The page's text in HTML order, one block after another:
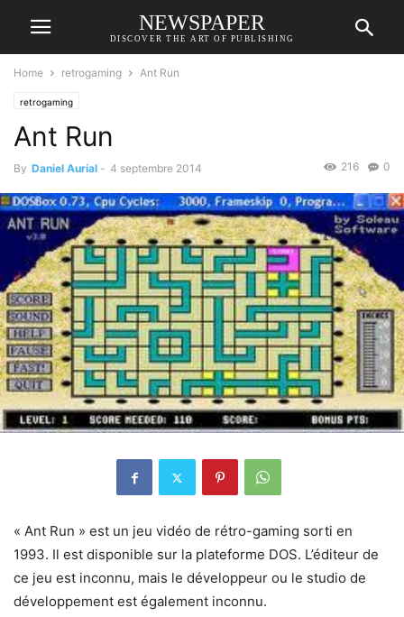
NEWSPAPER
DISCOVER THE ART OF PUBLISHING
Home retrogaming Ant Run
retrogaming
Ant Run
By Daniel Aurial - 4 septembre 2014 0
216
« Ant Run » est un jeu vidéo de rétro-gaming sorti en
1993. Il est disponible sur la plateforme DOS. L’éditeur de
ce jeu est inconnu, mais le développeur ou le studio de
développement est également inconnu.